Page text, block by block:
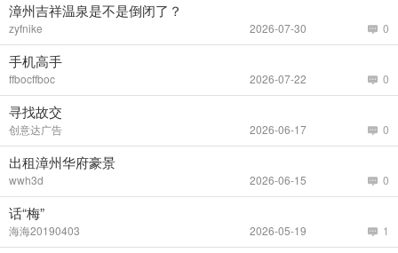
漳州吉祥温泉是不是倒闭了？
zyfnike 0
2026-07-30
手机高手
ffbocffboc 0
2026-07-22
寻找故交
创意达广告 0
2026-06-17
出租漳州华府豪景
wwh3d 0
2026-06-15
话“梅”
海海20190403 1
2026-05-19